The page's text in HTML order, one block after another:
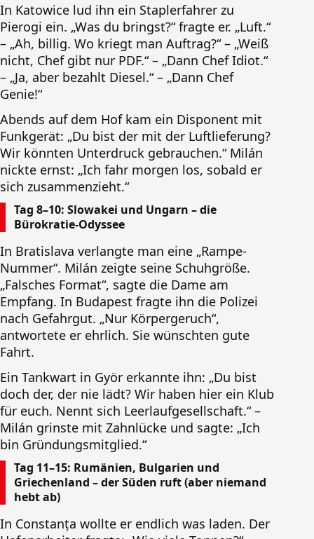
In Katowice lud ihn ein Staplerfahrer zu
Pierogi ein. „Was du bringst?“ fragte er. „Luft.“
– „Ah, billig. Wo kriegt man Auftrag?“ – „Weiß
nicht, Chef gibt nur PDF.“ – „Dann Chef Idiot.“
– „Ja, aber bezahlt Diesel.“ – „Dann Chef
Genie!“
Abends auf dem Hof kam ein Disponent mit
Funkgerät: „Du bist der mit der Luftlieferung?
Wir könnten Unterdruck gebrauchen.“ Milán
nickte ernst: „Ich fahr morgen los, sobald er
sich zusammenzieht.“
Tag 8–10: Slowakei und Ungarn – die
Bürokratie-Odyssee
In Bratislava verlangte man eine „Rampe-
Nummer“. Milán zeigte seine Schuhgröße.
„Falsches Format“, sagte die Dame am
Empfang. In Budapest fragte ihn die Polizei
nach Gefahrgut. „Nur Körpergeruch“,
antwortete er ehrlich. Sie wünschten gute
Fahrt.
Ein Tankwart in Györ erkannte ihn: „Du bist
doch der, der nie lädt? Wir haben hier ein Klub
für euch. Nennt sich Leerlaufgesellschaft.“ –
Milán grinste mit Zahnlücke und sagte: „Ich
bin Gründungsmitglied.“
Tag 11–15: Rumänien, Bulgarien und
Griechenland – der Süden ruft (aber niemand
hebt ab)
In Constanța wollte er endlich was laden. Der